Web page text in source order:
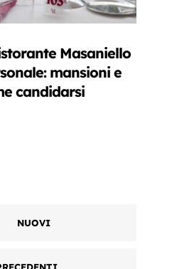
Masaniello
mansioni e
candidarsi
NUOVI